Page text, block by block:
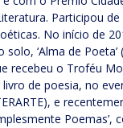
Participou de
No início de
solo, ‘Alma de Poeta’
recebeu o Troféu
de poesia, no
e
Poemas’,